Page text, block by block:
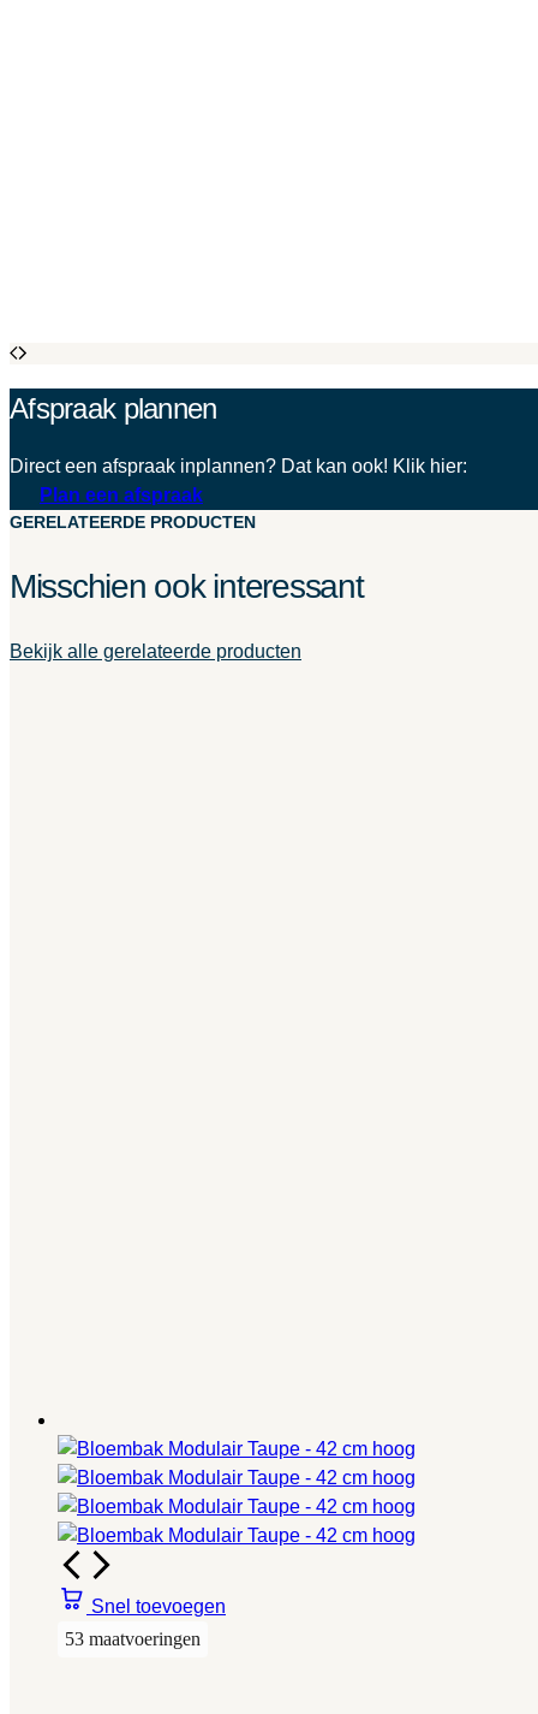
Afspraak plannen
Direct een afspraak inplannen? Dat kan ook! Klik hier:
Plan een afspraak
GERELATEERDE PRODUCTEN
Misschien ook interessant
Bekijk alle gerelateerde producten
Snel toevoegen
53 maatvoeringen